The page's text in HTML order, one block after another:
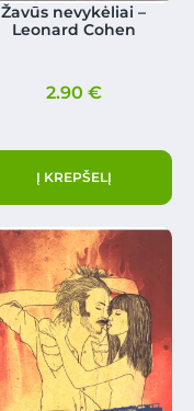
Žavūs nevykėliai –
Leonard Cohen
2.90 €
Į KREPŠELĮ